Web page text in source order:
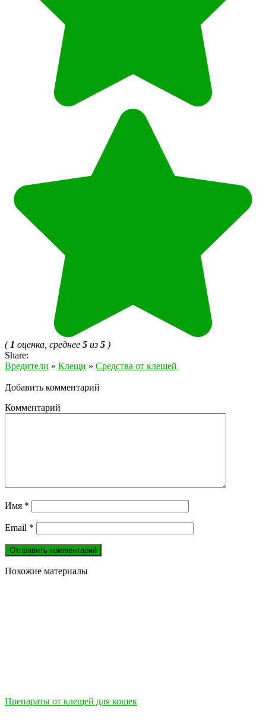
( 1 оценка, среднее 5 из 5 )
Share:
Вредители » Клещи » Средства от клещей
Добавить комментарий
Комментарий
Имя *
Email *
Похожие материалы
Препараты от клещей для кошек